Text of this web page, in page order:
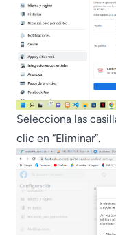
Selecciona las
clic en “Eliminar”.